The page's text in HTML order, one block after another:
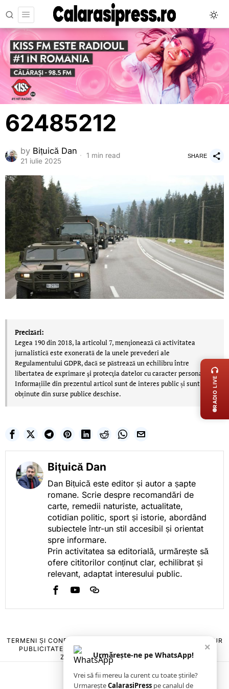
62485212
by Bițuică Dan
21 iulie 2025
1 min read SHARE
Precizări:
Legea 190 din 2018, la articolul 7, menţionează că activitatea
jurnalistică este exonerată de la unele prevederi ale
Regulamentului GDPR, dacă se păstrează un echilibru între
libertatea de exprimare şi protecţia datelor cu caracter personal.
Informațiile din prezentul articol sunt de interes public și sunt
obținute din surse publice deschise.
Bițuică Dan
Dan Bițuică este editor și autor a șapte
romane. Scrie despre recomandări de
carte, remedii naturiste, actualitate,
cotidian politic, sport și istorie, abordând
subiectele într-un stil accesibil și orientat
spre informare.
Prin activitatea sa editorială, urmărește să
ofere cititorilor conținut clar, echilibrat și
relevant, adaptat interesului public.
TERMENI ȘI CONDIȚII
POLITICA DE ANULARE & RETUR
PUBLICITATE ONLINE & TIPĂRITĂ
CONTACT
ZIARUL ANUNȚUL CĂLĂRĂȘEAN
×
Urmărește-ne pe WhatsApp!
Vrei să fii mereu la curent cu toate știrile?
UrmareșteCalarasiPress pe canalul de
RADIO LIVE